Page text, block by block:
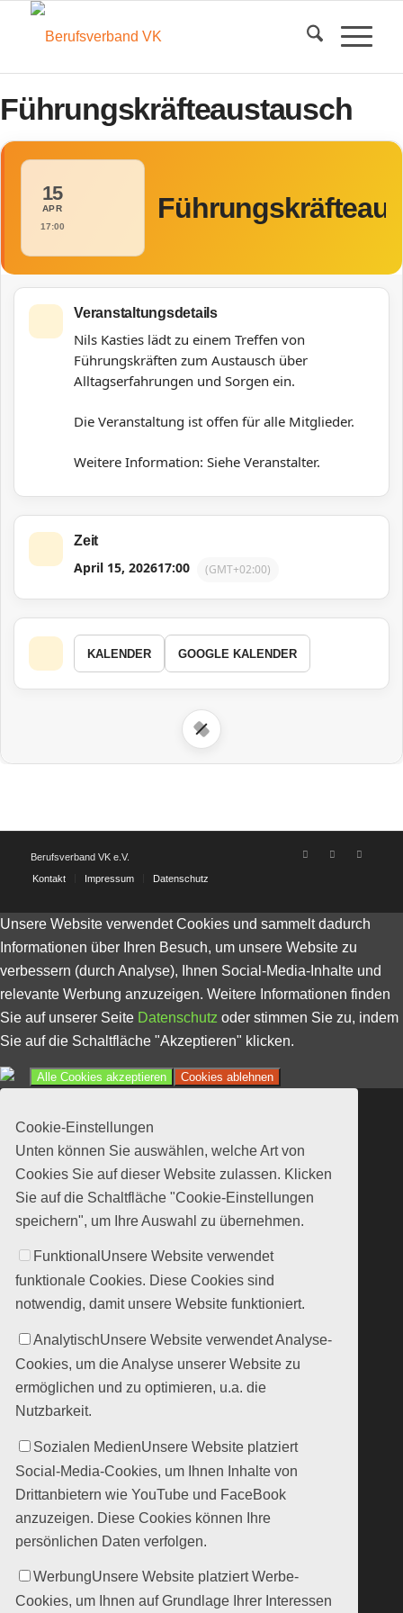
Führungskräfteaustausch
15
APR
17:00
Veranstaltungsdetails
Nils Kasties lädt zu einem Treffen von
Führungskräften zum Austausch über
Alltagserfahrungen und Sorgen ein.
Die Veranstaltung ist offen für alle Mitglieder.
Weitere Information: Siehe Veranstalter.
Zeit
April 15, 202617:00 (GMT+02:00)
KALENDER GOOGLE KALENDER
Berufsverband VK e.V.
Kontakt
Impressum Datenschutz
Unsere Website verwendet Cookies und sammelt dadurch
Informationen über Ihren Besuch, um unsere Website zu
verbessern (durch Analyse), Ihnen Social-Media-Inhalte und
relevante Werbung anzuzeigen. Weitere Informationen finden
Sie auf unserer Seite Datenschutz oder stimmen Sie zu, indem
Sie auf die Schaltfläche "Akzeptieren" klicken.
Alle Cookies akzeptieren Cookies ablehnen
Cookie-Einstellungen
Unten können Sie auswählen, welche Art von
Cookies Sie auf dieser Website zulassen. Klicken
Sie auf die Schaltfläche "Cookie-Einstellungen
speichern", um Ihre Auswahl zu übernehmen.
Funktional Unsere Website verwendet
funktionale Cookies. Diese Cookies sind
notwendig, damit unsere Website funktioniert.
AnalytischUnsere Website verwendet Analyse-
Cookies, um die Analyse unserer Website zu
ermöglichen und zu optimieren, u.a. die
Nutzbarkeit.
Sozialen MedienUnsere Website platziert
Social-Media-Cookies, um Ihnen Inhalte von
Drittanbietern wie YouTube und FaceBook
anzuzeigen. Diese Cookies können Ihre
persönlichen Daten verfolgen.
WerbungUnsere Website platziert Werbe-
Cookies, um Ihnen auf Grundlage Ihrer Interessen